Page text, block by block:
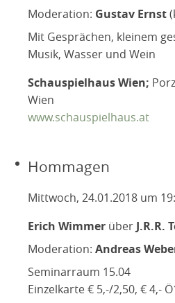
Moderation: Gustav Ernst
Mit Gesprächen, kleinem
Musik, Wasser und Wein
Schauspielhaus Wien;
Wien
www.schauspielhaus.at
Hommagen
Mittwoch, 24.01.2018 um
Erich Wimmer über J.R.R.
Moderation: Andreas
Seminarraum 15.04
Einzelkarte € 5,-/2,50, € 4,-